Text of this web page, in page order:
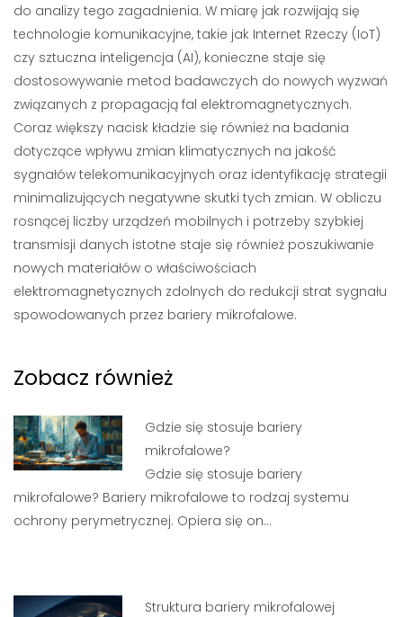
do analizy tego zagadnienia. W miarę jak rozwijają się
technologie komunikacyjne, takie jak Internet Rzeczy (IoT)
czy sztuczna inteligencja (AI), konieczne staje się
dostosowywanie metod badawczych do nowych wyzwań
związanych z propagacją fal elektromagnetycznych.
Coraz większy nacisk kładzie się również na badania
dotyczące wpływu zmian klimatycznych na jakość
sygnałów telekomunikacyjnych oraz identyfikację strategii
minimalizujących negatywne skutki tych zmian. W obliczu
rosnącej liczby urządzeń mobilnych i potrzeby szybkiej
transmisji danych istotne staje się również poszukiwanie
nowych materiałów o właściwościach
elektromagnetycznych zdolnych do redukcji strat sygnału
spowodowanych przez bariery mikrofalowe.
Zobacz również
Gdzie się stosuje bariery
mikrofalowe?
Gdzie się stosuje bariery
mikrofalowe? Bariery mikrofalowe to rodzaj systemu
ochrony perymetrycznej. Opiera się on…
Struktura bariery mikrofalowej